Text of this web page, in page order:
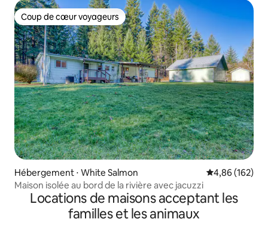
Coup de cœur voyageurs
Coup de cœur voyageurs
Hébergement ⋅ White Salmon Évaluation
4,86 (162)
Maison isolée au bord de la rivière avec jacuzzi
Locations de maisons acceptant les
familles et les animaux